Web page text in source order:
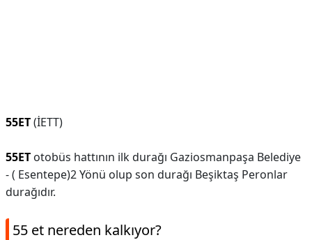
55ET(İETT)
55ET otobüs hattının ilk durağı Gaziosmanpaşa Belediye
- ( Esentepe)2 Yönü olup son durağı Beşiktaş Peronlar
durağıdır.
55 et nereden kalkıyor?